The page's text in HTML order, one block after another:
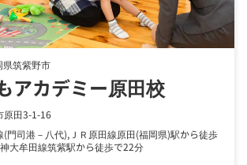
県筑紫野市
アカデミー原田校
原田3-1-16
(門司港－八代),ＪＲ原田線原田(福岡県)駅から徒歩
大牟田線筑紫駅から徒歩で22分